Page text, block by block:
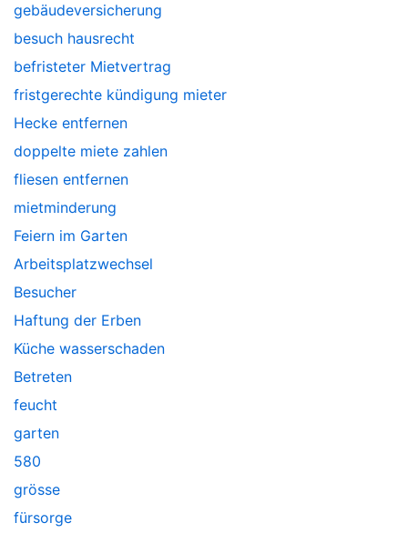
gebäudeversicherung
besuch hausrecht
befristeter Mietvertrag
fristgerechte kündigung mieter
Hecke entfernen
doppelte miete zahlen
fliesen entfernen
mietminderung
Feiern im Garten
Arbeitsplatzwechsel
Besucher
Haftung der Erben
Küche wasserschaden
Betreten
feucht
garten
580
grösse
fürsorge